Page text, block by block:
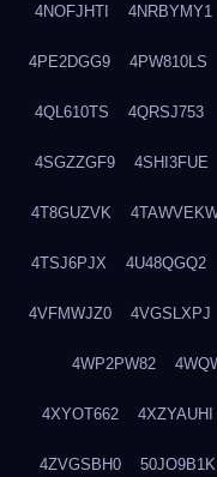
4NOFJHTI 4NRBYMY1
4PE2DGG9 4PW810LS
4QL610TS 4QRSJ753
4SGZZGF9 4SHI3FUE
4T8GUZVK
4TSJ6PJX 4U48QGQ2
4VFMWJZ0 4VGSLXPJ
4WP2PW82
4XYOT662 4XZYAUHI
4ZVGSBH0 50JO9B1K